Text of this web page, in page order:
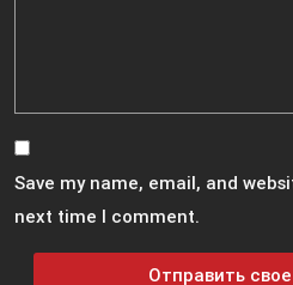
Save my name, email, and
next time I comment.